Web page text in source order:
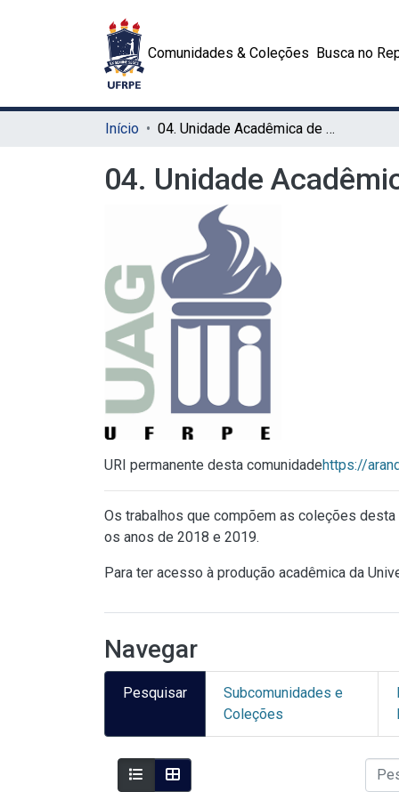
Comunidades & Coleções Busca no
Início 04. Unidade Acadêmica de Garanhuns (UAG)
04. Unidade
URI permanente desta comunidadehttps://
Os trabalhos que compõem as coleções desta
os anos de 2018 e 2019.
Para ter acesso à produção acadêmica da
Navegar
Pesquisar
Subcomunidades e
Coleções